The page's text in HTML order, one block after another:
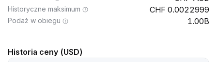
Historyczne maksimum 0.0022999
Podaż w obiegu 1.00B
Historia ceny (USD)